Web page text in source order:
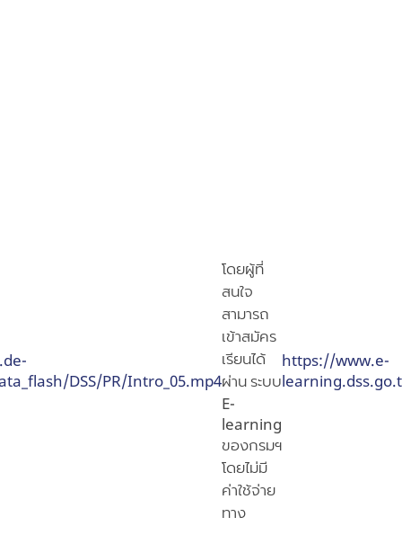
DSS/PR/Intro_05.mp4
โดยผู้ที่
สนใจ
สามารถ
เข้าสมัคร
เรียนได้
ผ่าน ระบบ
E-
learning
ของกรมฯ
โดยไม่มี
ค่าใช้จ่าย
ทาง
https://www.e-